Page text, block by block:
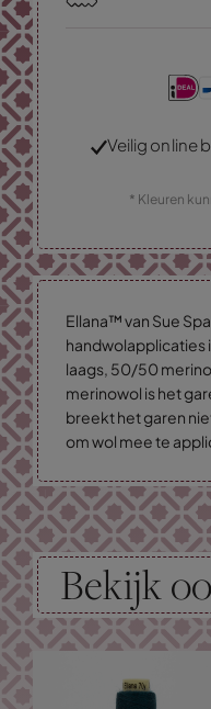
Veilig online
* Kleuren
Ellana™ van Sue
handwolapplicaties
laags, 50/50
merinowol is het
breekt het garen
om wol mee te
Bekijk